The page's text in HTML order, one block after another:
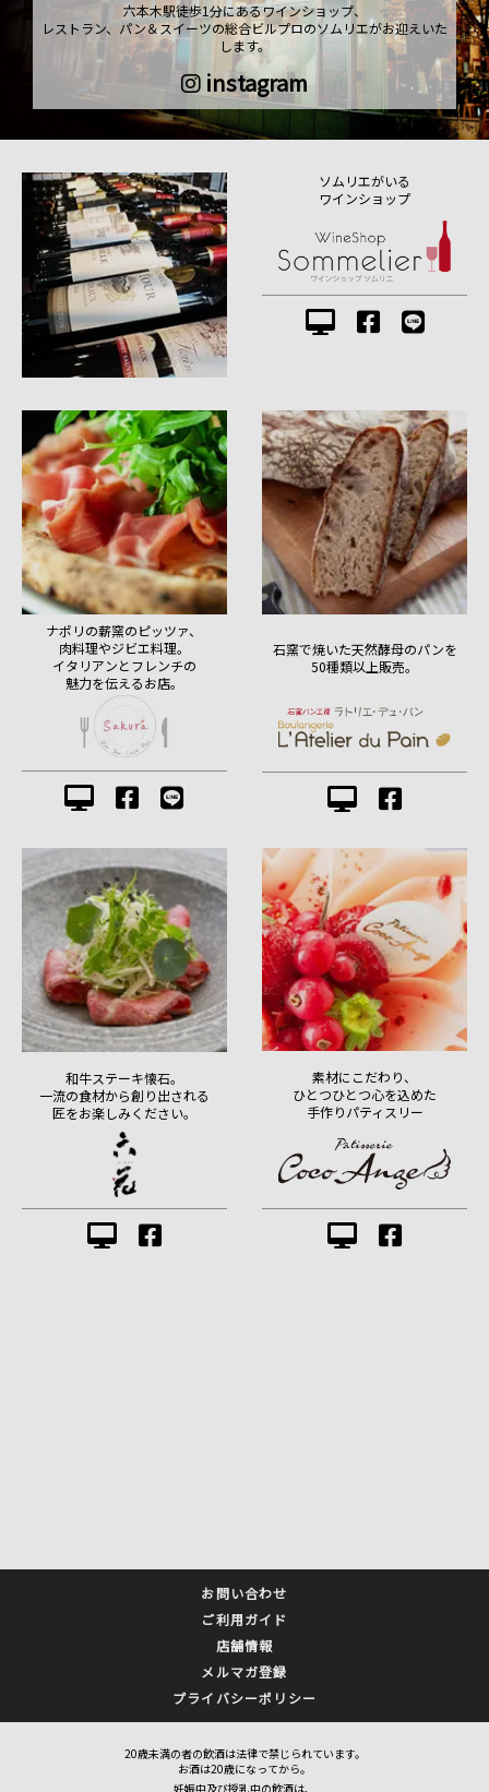
六本木駅徒歩1分にあるワインショップ、
レストラン、パン＆スイーツの総合ビルプロのソムリエがお迎えいた
します。
instagram
ソムリエがいる
ワインショップ
ナポリの薪窯のピッツァ、
肉料理やジビエ料理。
イタリアンとフレンチの
魅力を伝えるお店。
石窯で焼いた天然酵母のパンを
50種類以上販売。
和牛ステーキ懐石。
一流の食材から創り出される
匠をお楽しみください。
素材にこだわり、
ひとつひとつ心を込めた
手作りパティスリー
お問い合わせ
ご利用ガイド
店舗情報
メルマガ登録
プライバシーポリシー
20歳未満の者の飲酒は法律で禁じられています。
お酒は20歳になってから。
妊娠中及び授乳中の飲酒は、